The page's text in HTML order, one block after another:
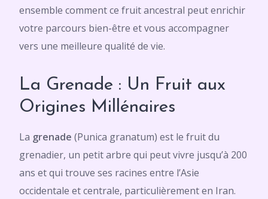
ensemble comment ce fruit ancestral peut enrichir
votre parcours bien-être et vous accompagner
vers une meilleure qualité de vie.
La Grenade : Un Fruit aux
Origines Millénaires
La grenade (Punica granatum) est le fruit du
grenadier, un petit arbre qui peut vivre jusqu’à 200
ans et qui trouve ses racines entre l’Asie
occidentale et centrale, particulièrement en Iran.